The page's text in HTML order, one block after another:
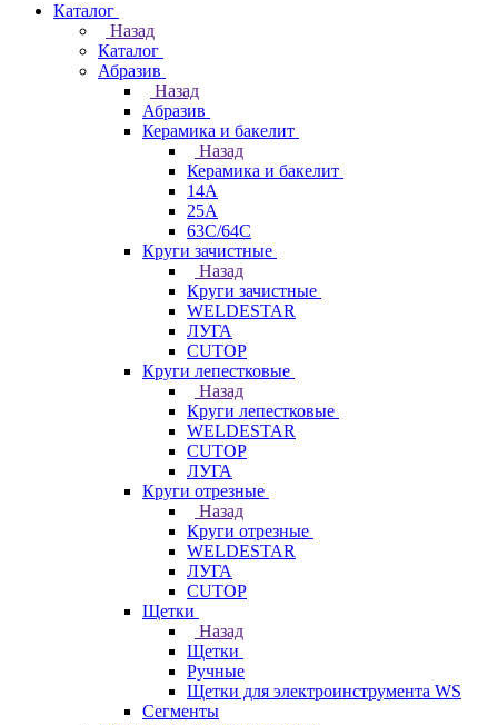
Каталог
Назад
Каталог
Абразив
Назад
Абразив
Керамика и бакелит
Назад
Керамика и бакелит
14А
25А
63С/64С
Круги зачистные
Назад
Круги зачистные
WELDESTAR
ЛУГА
CUTOP
Круги лепестковые
Назад
Круги лепестковые
WELDESTAR
CUTOP
ЛУГА
Круги отрезные
Назад
Круги отрезные
WELDESTAR
ЛУГА
CUTOP
Щетки
Назад
Щетки
Ручные
Щетки для электроинструмента WS
Сегменты